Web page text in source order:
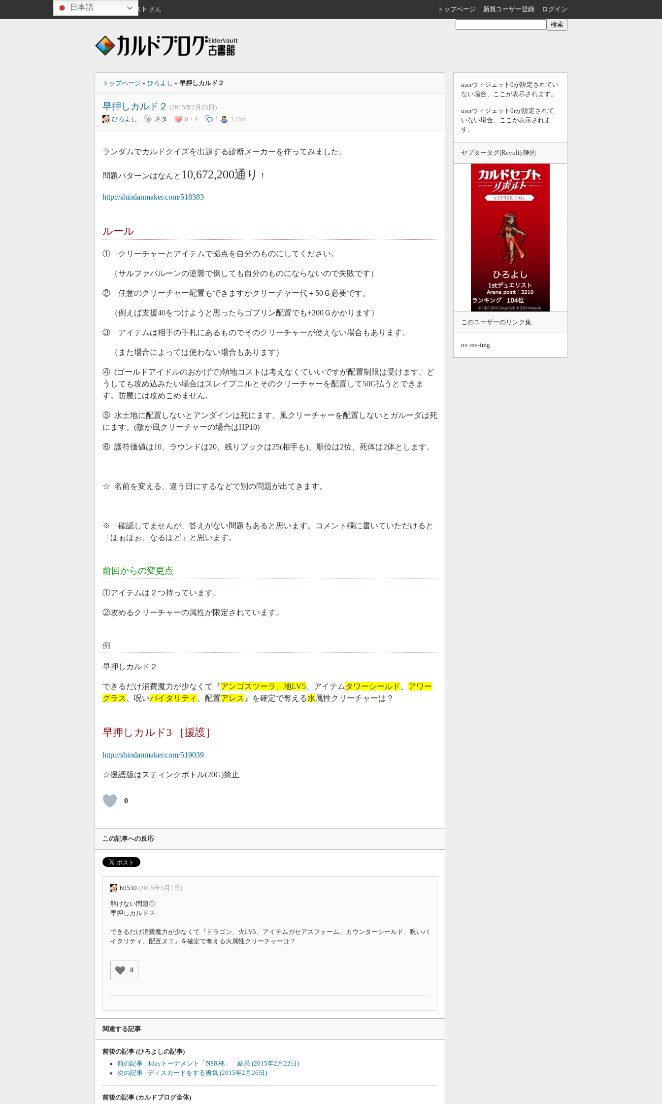
ゲスト さん トップページ 新規ユーザー登録 ログイン
トップページ » ひろよし » 早押しカルド２
早押しカルド２ (2015年2月23日)
ひろよし
ネタ 0 + 4 1 1,158
ランダムでカルドクイズを出題する診断メーカーを作ってみました。
問題パターンはなんと 10,672,200通り ！
http://shindanmaker.com/518383
ルール
① クリーチャーとアイテムで拠点を自分のものにしてください。
（サルファバルーンの逆襲で倒しても自分のものにならないので失敗です）
② 任意のクリーチャー配置もできますがクリーチャー代＋50Ｇ必要です。
（例えば支援40をつけようと思ったらゴブリン配置でも+200Ｇかかります）
③ アイテムは相手の手札にあるものでそのクリーチャーが使えない場合もあります。
（また場合によっては使わない場合もあります）
④ (ゴールドアイドルのおかげで)領地コストは考えなくていいですが配置制限は受けます。ど
うしても攻め込みたい場合はスレイプニルとそのクリーチャーを配置して50G払うとできま
す。防魔には攻めこめません。
⑤ 水土地に配置しないとアンダインは死にます。風クリーチャーを配置しないとガルーダは死
にます。(敵が風クリーチャーの場合はHP10)
⑥ 護符価値は10、ラウンドは20、残りブックは25(相手も)、順位は2位、死体は2体とします。
☆ 名前を変える、違う日にするなどで別の問題が出てきます。
※ 確認してませんが、答えがない問題もあると思います。コメント欄に書いていただけると
「ほぉほぉ、なるほど」と思います。
前回からの変更点
①アイテムは２つ持っています。
②攻めるクリーチャーの属性が限定されています。
例
早押しカルド２
できるだけ消費魔力が少なくて『アンゴスツーラ、地LV5 、アイテム タワーシールド
アワー
グラス
、呪いバイタリティ 、配置アレス 』を確定で奪える水属性クリーチャーは？
早押しカルド3 ［援護］
http://shindanmaker.com/519039
☆援護版はスティンクボトル(20G)禁止
0
この記事への反応
h0530 (2015年5月7日)
解けない問題①
早押しカルド２
できるだけ消費魔力が少なくて『ドラゴン、火LV5、アイテムガセアスフォーム、カウンターシールド、呪いバ
イタリティ、配置ヌエ』を確定で奪える火属性クリーチャーは？
0
関連する記事
前後の記事 (ひろよしの記事)
前の記事 : 1dayトーナメント「NSR杯」 結果 (2015年2月22日)
次の記事 : ディスカードをする勇気 (2015年2月26日)
前後の記事 (カルドブログ全体)
userウィジェット0が設定されてい
ない場合、ここが表示されます。
userウィジェット0rが設定されて
いない場合、ここが表示されま
す。
セプタータグ(Revolt) 静的
このユーザーのリンク集
no rev-img
日本語